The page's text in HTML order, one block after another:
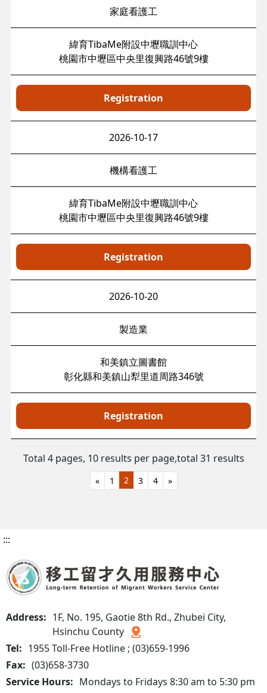
家庭看護工
緯育TibaMe附設中壢職訓中心
桃園市中壢區中央里復興路46號9樓
Registration
2026-10-17
機構看護工
緯育TibaMe附設中壢職訓中心
桃園市中壢區中央里復興路46號9樓
Registration
2026-10-20
製造業
和美鎮立圖書館
彰化縣和美鎮山犁里道周路346號
Registration
Total 4 pages, 10 results per page,total 31 results
« 1 2 3 4 »
:::
Address: 1F, No. 195, Gaotie 8th Rd., Zhubei City,
Hsinchu County
Tel: 1955 Toll-Free Hotline ; (03)659-1996
Fax: (03)658-3730
Service Hours: Mondays to Fridays 8:30 am to 5:30 pm